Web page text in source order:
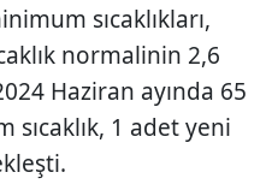
sıcaklıkları,
normalinin 2,6
Haziran ayında 65
1 adet yeni